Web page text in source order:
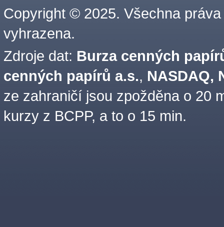
Copyright © 2025. Všechna práva
vyhrazena.
Zdroje dat: Burza cenných
cenných papírů a.s., NASDAQ,
ze zahraničí jsou zpožděna o 20
kurzy z BCPP, a to o 15 min.